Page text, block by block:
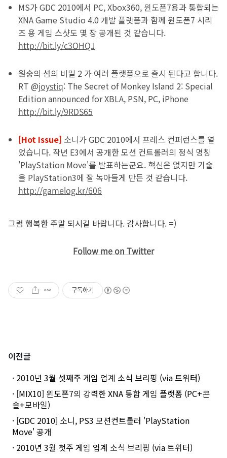
MS가 GDC 2010에서 PC, Xbox360, 윈도폰7용과 통합되는
XNA Game Studio 4.0 개발 플렛폼과 함께 윈도폰7 시리
즈 용 게임 스샷도 몇 장 공개된 것 같습니다.
http://bit.ly/c3OHQJ
원숭의 섬의 비밀 2 가 여러 플랫폼으로 출시 된다고 합니다.
RT @joystiq: The Secret of Monkey Island 2: Special
Edition announced for XBLA, PSN, PC, iPhone
http://bit.ly/9RDS65
[Hot Issue] 소니가 GDC 2010에서 프레스 컨퍼런스를 열
었습니다. 작년 E3에서 공개한 모션 컨트롤러의 정식 명칭
'PlayStation Move'를 발표하는군요. 혁신은 없지만 기술
을 PlayStation3에 잘 녹아들게 만든 것 같습니다.
http://gamelog.kr/606
그럼 행복한 주말 되시길 바랍니다. 감사합니다. =)
Follow me on Twitter
구독하기
이전글
· 2010년 3월 셋째주 게임 업계 소식 브리핑 (via 트위터)
· [MIX10] 윈도폰7의 강력한 XNA 통합 게임 플랫폼 (PC+콘
솔+모바일)
· [GDC 2010] 소니, PS3 모션컨트롤러 'PlayStation
Move' 공개
· 2010년 3월 첫주 게임 업계 소식 브리핑 (via 트위터)